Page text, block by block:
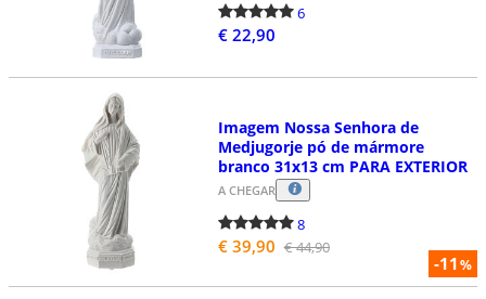
6
€ 22,90
-11%
Imagem Nossa Senhora de
Medjugorje pó de mármore
branco 31x13 cm PARA EXTERIOR
A CHEGAR
8
€ 39,90 € 44,90